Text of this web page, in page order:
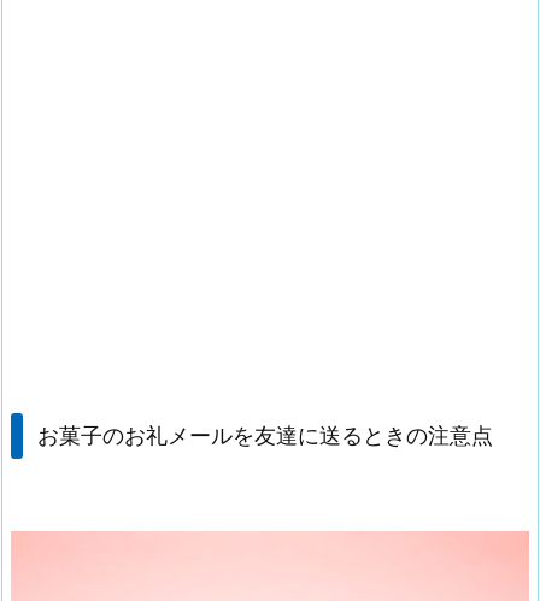
お菓子のお礼メールを友達に送るときの注意点